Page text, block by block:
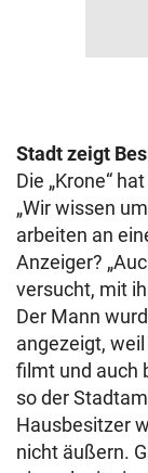
Stadt zeigt
Die „Krone“
„Wir wissen
arbeiten an
Anzeiger?
versucht, mit
Der Mann
angezeigt,
filmt und auch
so der
Hausbesitzer
nicht äußern.